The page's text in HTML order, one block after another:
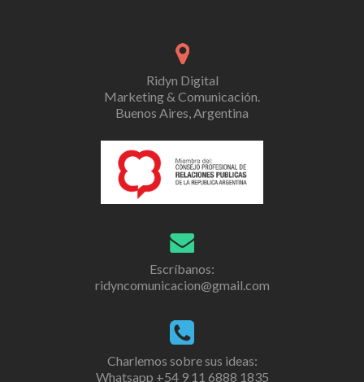
Ridyn Digital
Marketing & Comunicación.
Buenos Aires, Argentina
Escríbanos:
ridyncomunicacion@gmail.com
Charlemos sobre sus ideas:
Whatsapp +54 9 11 6888 1835